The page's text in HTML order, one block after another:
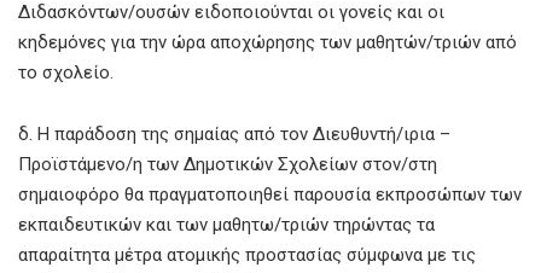
Διδασκόντων/ουσών ειδοποιούνται οι γονείς και οι
κηδεμόνες για την ώρα αποχώρησης των μαθητών/τριών από
το σχολείο.
δ. Η παράδοση της σημαίας από τον Διευθυντή/ιρια –
Προϊστάμενο/η των Δημοτικών Σχολείων στον/στη
σημαιοφόρο θα πραγματοποιηθεί παρουσία εκπροσώπων των
εκπαιδευτικών και των μαθητω/τριών τηρώντας τα
απαραίτητα μέτρα ατομικής προστασίας σύμφωνα με τις